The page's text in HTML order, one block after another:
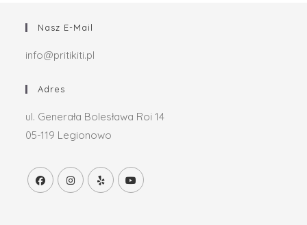
Nasz E-Mail
info@pritikiti.pl
Adres
ul. Generała Bolesława Roi 14
05-119 Legionowo